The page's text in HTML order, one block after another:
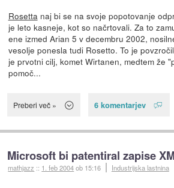
Rosettanaj bi se na svoje popotovanje
je leto kasneje, kot so načrtovali. Za to
ene izmed Arian 5 v decembru 2002,
vesolje ponesla tudi Rosetto. To je
je prvotni cilj, komet Wirtanen, medtem že
pomoč...
Preberi več » 6 komentarjev
Microsoft bi patentiral zapise
mathjazz :: 1. feb 2004ob 15:16 Industrijska lastnina